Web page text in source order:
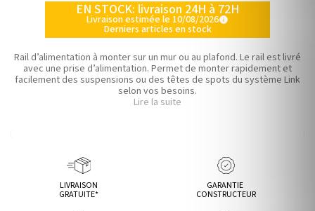
EN STOCK: livraison 24H à 72H
Livraison estimée le 10/08/2026info
Derniers articles en stock
Rail d’alimentation à monter sur un mur ou au plafond. Le rail est livré
avec une prise d’alimentation. Permet de monter rapidement et
facilement des suspensions ou des têtes de spots du système Link
selon vos besoins.
Lire la suite
LIVRAISON
GRATUITE*
GARANTIE
CONSTRUCTEUR